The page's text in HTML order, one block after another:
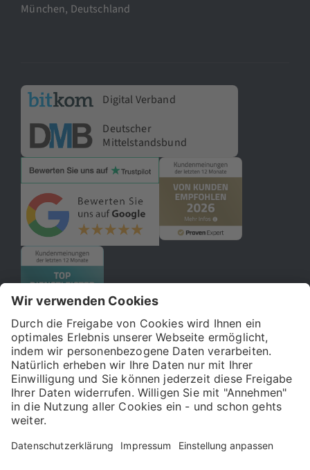
München, Deutschland
Digital Verband
Deutscher
Mittelstandsbund
© 2026 121WATT GmbH
Über uns
Allgemeine Geschäftsbedingungen